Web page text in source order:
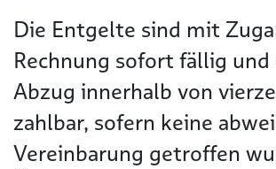
Die Entgelte sind mit
Rechnung sofort fällig und
Abzug innerhalb von
zahlbar, sofern keine
Vereinbarung getroffen